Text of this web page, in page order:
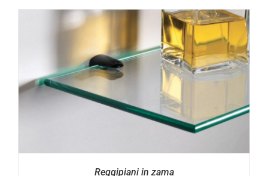
Reggipiani in zama